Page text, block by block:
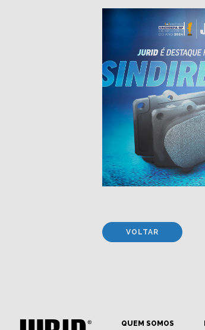
VOLTAR
QUEM SOMOS